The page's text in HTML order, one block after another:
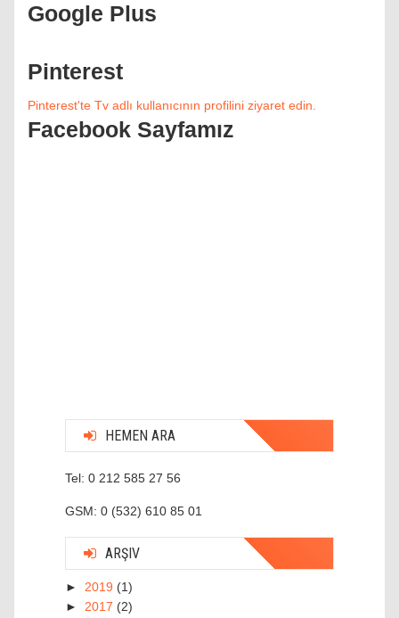
Google Plus
Pinterest
Pinterest'te Tv adlı kullanıcının profilini ziyaret edin.
Facebook Sayfamız
HEMEN ARA
Tel: 0 212 585 27 56
GSM: 0 (532) 610 85 01
ARŞIV
► 2019 (1)
► 2017 (2)